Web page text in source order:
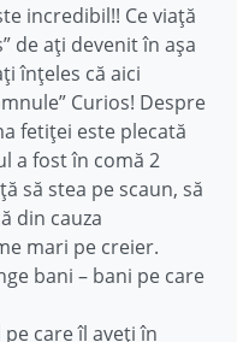
incredibil!! Ce viață
de ați devenit în așa
înțeles că aici
Curios! Despre
fetiței este plecată
a fost în comă 2
să stea pe scaun, să
din cauza
mari pe creier.
bani – bani pe care
care îl aveți în